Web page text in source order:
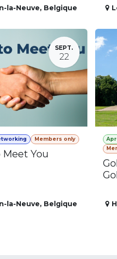
la-Neuve, Belgique
SEPT.
22
Members only
Meet You
la-Neuve, Belgique